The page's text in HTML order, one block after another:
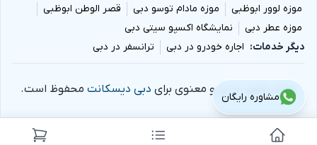
موزه لوور ابوظبی
موزه مادام توسو دبی
قصر الوطن ابوظبی
موزه عطر دبی
نمایشگاه اکسپو سیتی دبی
دیگر خدمات
اجاره خودرو در دبی ترانسفر در دبی
تمام حقوق مادی و معنوی برای دبی دیسکانت محفوظ است.
مشاوره رایگان